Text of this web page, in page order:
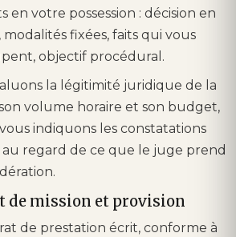
en votre possession : décision en
fixées, faits qui vous
objectif procédural.
la légitimité juridique de la
son volume horaire et son budget,
indiquons les constatations
au regard de ce que le juge prend
de mission et provision
de prestation écrit, conforme à